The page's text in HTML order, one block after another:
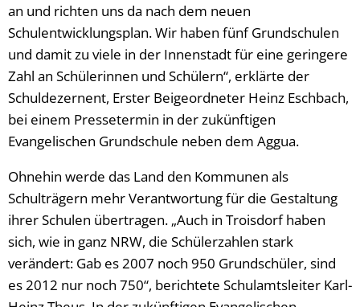
an und richten uns da nach dem neuen
Schulentwicklungsplan. Wir haben fünf Grundschulen
und damit zu viele in der Innenstadt für eine geringere
Zahl an Schülerinnen und Schülern“, erklärte der
Schuldezernent, Erster Beigeordneter Heinz Eschbach,
bei einem Pressetermin in der zukünftigen
Evangelischen Grundschule neben dem Aggua.
Ohnehin werde das Land den Kommunen als
Schulträgern mehr Verantwortung für die Gestaltung
ihrer Schulen übertragen. „Auch in Troisdorf haben
sich, wie in ganz NRW, die Schülerzahlen stark
verändert: Gab es 2007 noch 950 Grundschüler, sind
es 2012 nur noch 750“, berichtete Schulamtsleiter Karl-